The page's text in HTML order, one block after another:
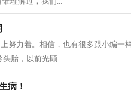
努力着。相信，也有很多跟小编一
胎，以前光顾...
病！